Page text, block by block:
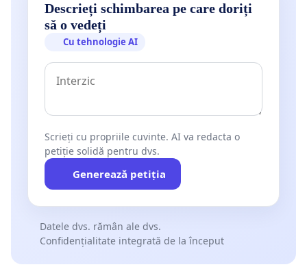
Descrieți schimbarea pe care doriți
să o vedeți
Cu tehnologie AI
Scrieți cu propriile cuvinte. AI va redacta o
petiție solidă pentru dvs.
Generează petiția
Datele dvs. rămân ale dvs.
Confidențialitate integrată de la început